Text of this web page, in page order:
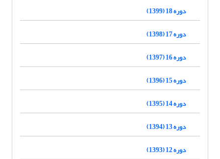
دوره 18 (1399)
دوره 17 (1398)
دوره 16 (1397)
دوره 15 (1396)
دوره 14 (1395)
دوره 13 (1394)
دوره 12 (1393)